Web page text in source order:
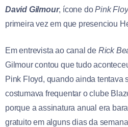
David Gilmour, ícone doPink
primeira vez em que presenciou
Em entrevista ao canal de Rick
Gilmour contou que tudo
Pink Floyd, quando ainda tentava
costumava frequentar o clube
porque a assinatura anual era
gratuito em alguns dias da